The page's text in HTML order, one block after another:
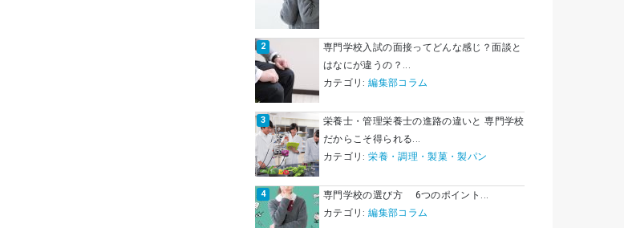
専門学校入試の面接ってどんな感じ？面談と
はなにが違うの？...
カテゴリ:編集部コラム
栄養士・管理栄養士の進路の違いと 専門学校
だからこそ得られる...
カテゴリ:栄養・調理・製菓・製パン
専門学校の選び方 6つのポイント...
カテゴリ:編集部コラム